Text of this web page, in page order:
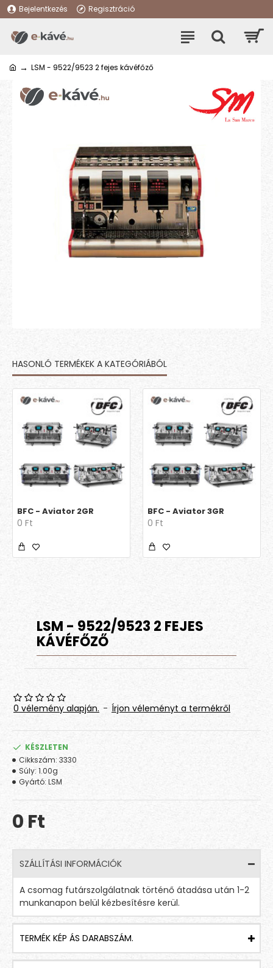
Bejelentkezés Regisztráció
LSM - 9522/9523 2 fejes kávéfőző
HASONLÓ TERMÉKEK A KATEGÓRIÁBÓL
BFC - Aviator 2GR
0 Ft
BFC - Aviator 3GR
0 Ft
LSM - 9522/9523 2 FEJES
KÁVÉFŐZŐ
0 vélemény alapján. - Írjon véleményt a termékről
0 Ft
KÉSZLETEN
Cikkszám: 3330
Súly: 1.00g
Gyártó: LSM
SZÁLLÍTÁSI INFORMÁCIÓK
A csomag futárszolgálatnak történő átadása után 1-2
munkanapon belül kézbesítésre kerül.
TERMÉK KÉP ÁS DARABSZÁM.